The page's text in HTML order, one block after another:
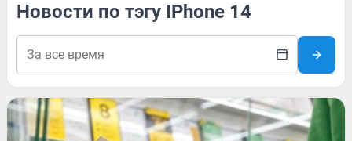
Новости по тэгу IPhone 14